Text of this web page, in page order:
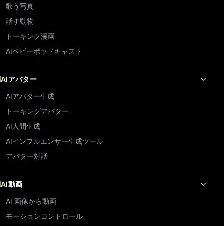
歌う写真
話す動物
トーキング漫画
AIベビーポッドキャスト
AIアバター
AIアバター生成
トーキングアバター
AI人間生成
AIインフルエンサー生成ツール
アバター対話
AI動画
AI 画像から動画
モーションコントロール